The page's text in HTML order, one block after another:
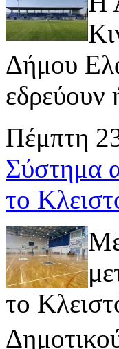
Δήμου
εδρεύουν
Πέμπτη
Σύστημα
το
το